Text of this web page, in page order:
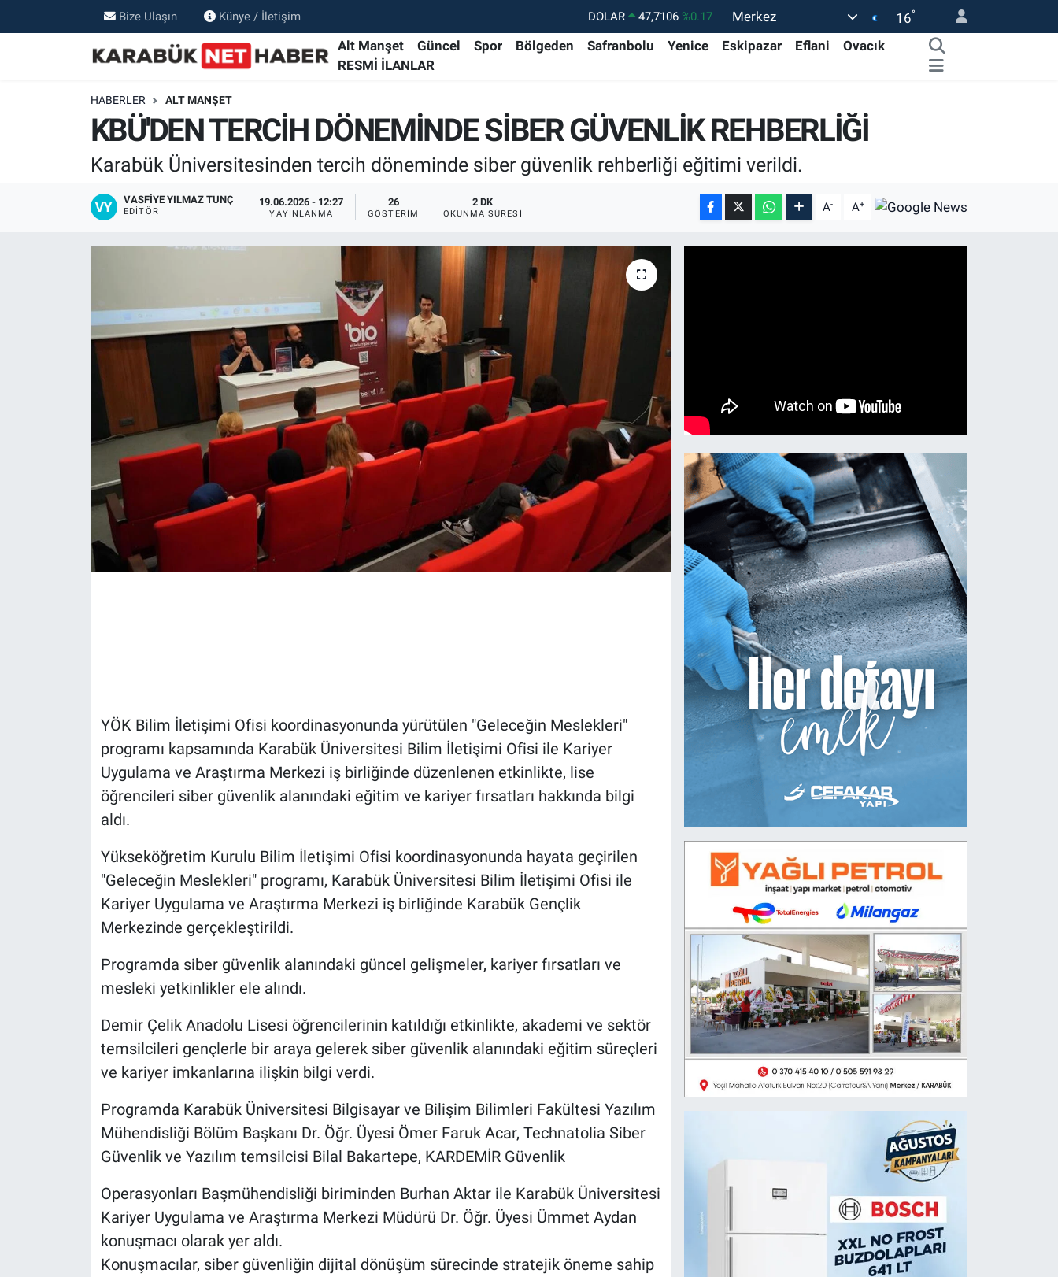
Bize Ulaşın Künye / İletişim DOLAR 47,7106 %0.17
EURO
55,1652 %0.27
BİST100
13.773
%-19
BITCOIN
65.130,04 %1.2
Merkez 16°
Alt Manşet Güncel Spor Bölgeden Safranbolu Yenice Eskipazar Eflani
Ovacık
RESMİ İLANLAR
HABERLER ALT MANŞET
KBÜ'DEN TERCİH DÖNEMİNDE SİBER GÜVENLİK REHBERLİĞİ
Karabük Üniversitesinden tercih döneminde siber güvenlik rehberliği eğitimi verildi.
VASFIYE YILMAZ TUNÇ
EDITÖR
19.06.2026 - 12:27
YAYINLANMA
26
GÖSTERIM
2 DK
OKUNMA SÜRESI A- A+
YÖK Bilim İletişimi Ofisi koordinasyonunda yürütülen "Geleceğin Meslekleri"
programı kapsamında Karabük Üniversitesi Bilim İletişimi Ofisi ile Kariyer
Uygulama ve Araştırma Merkezi iş birliğinde düzenlenen etkinlikte, lise
öğrencileri siber güvenlik alanındaki eğitim ve kariyer fırsatları hakkında bilgi
aldı.
Yükseköğretim Kurulu Bilim İletişimi Ofisi koordinasyonunda hayata geçirilen
"Geleceğin Meslekleri" programı, Karabük Üniversitesi Bilim İletişimi Ofisi ile
Kariyer Uygulama ve Araştırma Merkezi iş birliğinde Karabük Gençlik
Merkezinde gerçekleştirildi.
Programda siber güvenlik alanındaki güncel gelişmeler, kariyer fırsatları ve
mesleki yetkinlikler ele alındı.
Demir Çelik Anadolu Lisesi öğrencilerinin katıldığı etkinlikte, akademi ve sektör
temsilcileri gençlerle bir araya gelerek siber güvenlik alanındaki eğitim süreçleri
ve kariyer imkanlarına ilişkin bilgi verdi.
Programda Karabük Üniversitesi Bilgisayar ve Bilişim Bilimleri Fakültesi Yazılım
Mühendisliği Bölüm Başkanı Dr. Öğr. Üyesi Ömer Faruk Acar, Technatolia Siber
Güvenlik ve Yazılım temsilcisi Bilal Bakartepe, KARDEMİR Güvenlik
Operasyonları Başmühendisliği biriminden Burhan Aktar ile Karabük Üniversitesi
Kariyer Uygulama ve Araştırma Merkezi Müdürü Dr. Öğr. Üyesi Ümmet Aydan
konuşmacı olarak yer aldı.
Konuşmacılar, siber güvenliğin dijital dönüşüm sürecinde stratejik öneme sahip